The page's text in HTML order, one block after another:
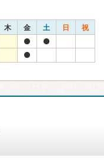
木 金 土 日 祝